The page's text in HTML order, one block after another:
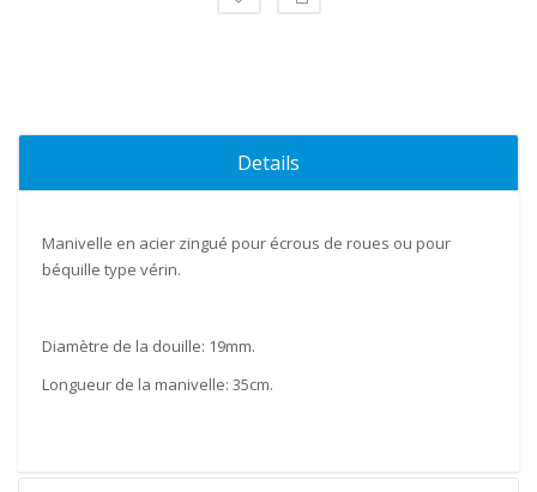
Details
Manivelle en acier zingué pour écrous de roues ou pour
béquille type vérin.
Diamètre de la douille: 19mm.
Longueur de la manivelle: 35cm.